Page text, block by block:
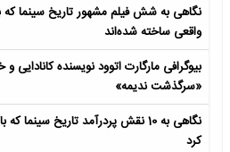
نگاهی به شش فیلم مشهور تاریخ سینما که
واقعی ساخته شده‌اند
بیوگرافی مارگارت اتوود نویسنده کانادایی
«سرگذشت ندیمه»
نگاهی به 10 نقش پردرآمد تاریخ سینما
کرد